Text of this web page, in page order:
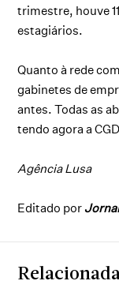
trimestre, houve
estagiários.
Quanto à rede
gabinetes de
antes. Todas as
tendo agora a
Agência Lusa
Editado por